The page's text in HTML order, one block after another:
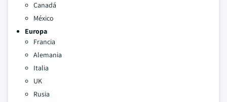
Canadá
México
Europa
Francia
Alemania
Italia
UK
Rusia